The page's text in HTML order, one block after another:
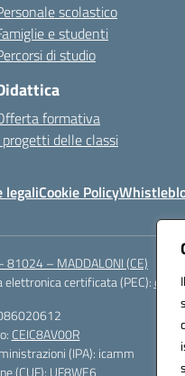
scolastico
e studenti
di studio
formativa
progetti delle classi
legaliCookie Policy
81024 – MADDALONI (CE)
elettronica certificata (PEC):
CEIC8AV00R
(IPA): icamm
(CUF): UF8WE6